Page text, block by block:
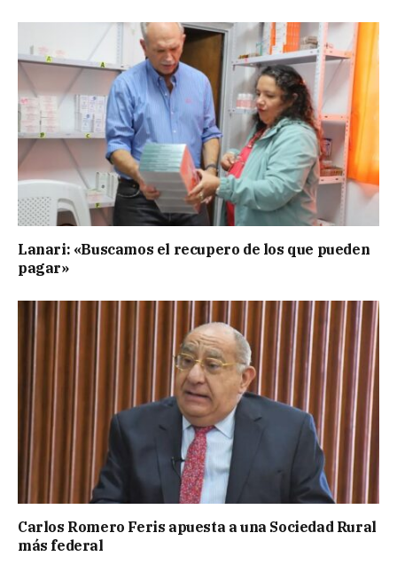
Lanari: «Buscamos el recupero de los que pueden
pagar»
Carlos Romero Feris apuesta a una Sociedad Rural
más federal